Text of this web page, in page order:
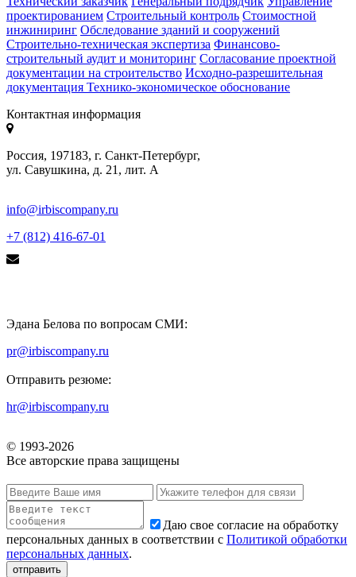
проектированием Строительный контроль Стоимостной
инжиниринг Обследование зданий и сооружений
Строительно-техническая экспертиза Финансово-
строительный аудит и мониторинг Согласование проектной
документации на строительство Исходно-разрешительная
документация Технико-экономическое обоснование
Контактная информация
Россия, 197183, г. Санкт-Петербург,
ул. Савушкина, д. 21, лит. А
info@irbiscompany.ru
+7 (812) 416-67-01
Эдана Белова по вопросам СМИ:
pr@irbiscompany.ru
Отправить резюме:
hr@irbiscompany.ru
© 1993-2026
Все авторские права защищены
Даю свое согласие на обработку
персональных данных в соответствии с Политикой обработки
персональных данных.